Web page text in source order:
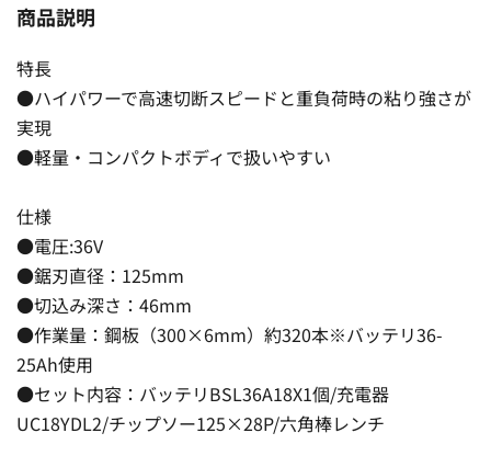
商品説明
特長
●ハイパワーで高速切断スピードと重負荷時の粘り強さが
実現
●軽量・コンパクトボディで扱いやすい
仕様
●電圧:36V
●鋸刃直径：125mm
●切込み深さ：46mm
●作業量：鋼板（300×6mm）約320本※バッテリ36-
25Ah使用
●セット内容：バッテリBSL36A18X1個/充電器
UC18YDL2/チップソー125×28P/六角棒レンチ